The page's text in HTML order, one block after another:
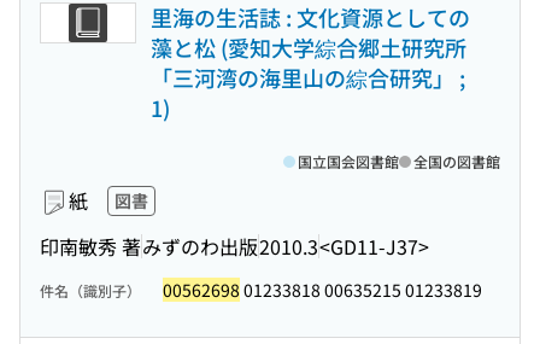
里海の生活誌 : 文化資源としての
藻と松 (愛知大学綜合郷土研究所
「三河湾の海里山の綜合研究」 ;
1)
紙 図書
印南敏秀 著みずのわ出版2010.3<GD11-J37>
国立国会図書館 全国の図書館
件名（識別子） 00562698 01233818 00635215 01233819